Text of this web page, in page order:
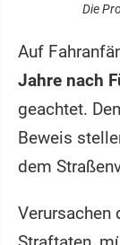
Die
Auf
Jahre nach
geachtet.
Beweis
dem
Verursachen